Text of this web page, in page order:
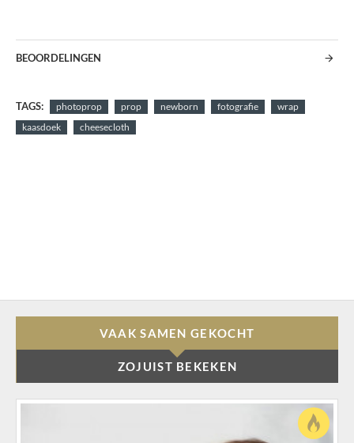
BEOORDELINGEN
TAGS: photoprop prop newborn fotografie
wrap
kaasdoek
cheesecloth
VAAK SAMEN GEKOCHT
ZOJUIST BEKEKEN